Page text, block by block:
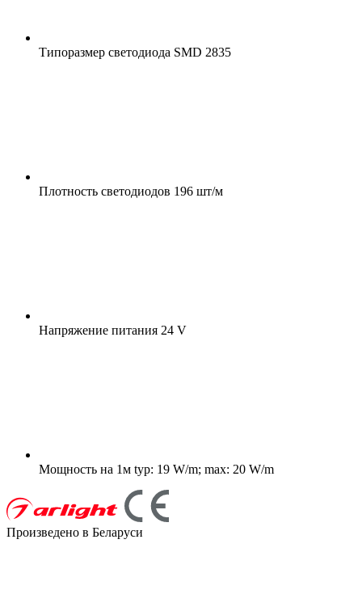
Типоразмер светодиода SMD 2835
Плотность светодиодов 196 шт/м
Напряжение питания 24 V
Мощность на 1м typ: 19 W/m; max: 20 W/m
Произведено в Беларуси